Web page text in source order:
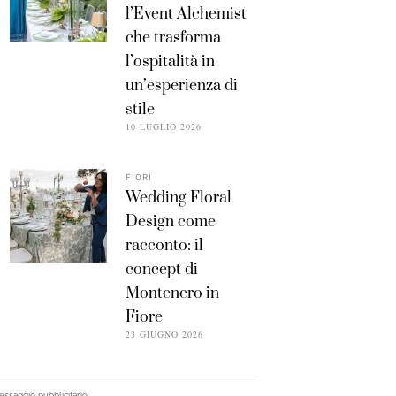
l’Event Alchemist
che trasforma
l’ospitalità in
un’esperienza di
stile
10 LUGLIO 2026
FIORI
Wedding Floral
Design come
racconto: il
concept di
Montenero in
Fiore
23 GIUGNO 2026